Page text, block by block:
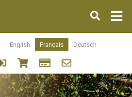
English Français Deutsch